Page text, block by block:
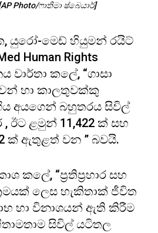
Photo/ෆාතිමා ෂ්බෙයාර්]
යුරෝ-මෙඩ් හියුමන් රයිට්
Human Rights
වාර්තා කලේ, “ගාසා
හා කාලතුවක්කු
අයගෙන් බහුතරය සිවිල්
ඊට ළමුන් 11,422 ක් සහ
ක් ඇතුළත් වන ” බවයි.
කලේ, “ප්‍රතිප්‍රහාර සහ
ලෙස හැකිතාක් ජීවිත
හා විනාශයන් ඇති කිරීම
සිවිල් යටිතල